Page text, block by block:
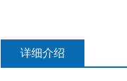
详细介绍